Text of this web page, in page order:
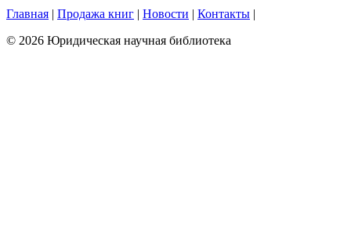
Главная | Продажа книг | Новости | Контакты |
© 2026 Юридическая научная библиотека